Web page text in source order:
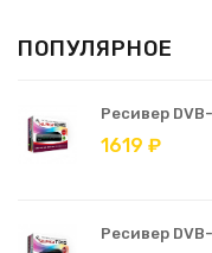
ПОПУЛЯРНОЕ
Ресивер
1619 ₽
Ресивер